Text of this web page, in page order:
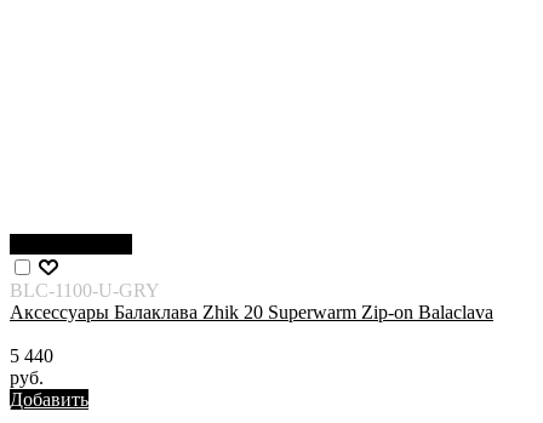
BLC-1100-U-GRY
Аксессуары Балаклава Zhik 20 Superwarm Zip-on Balaclava
5 440
руб.
Добавить